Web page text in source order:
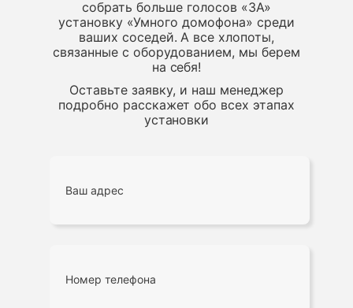
собрать больше голосов «ЗА»
установку «Умного домофона» среди
ваших соседей. А все хлопоты,
связанные с оборудованием, мы берем
на себя!
Оставьте заявку, и наш менеджер
подробно расскажет обо всех этапах
установки